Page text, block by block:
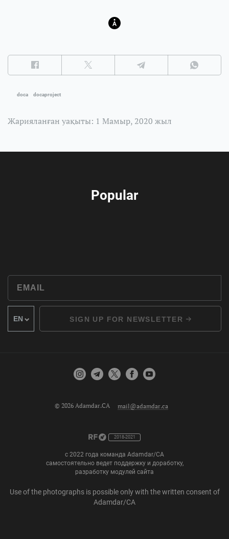
doca docaproject
Жарияланған уақыты: 1 Мамыр, 2020 жыл
Popular
SIGN UP FOR NEWSLETTER
© 2026 Adamdar.CA mail@adamdar.ca
2018-2021
с 2022 года команда Adamdar/CA
самостоятельно ведет поддержку и доработку,
разработку модулей сайта
Use of the photographs is possible only with the written consent of
Adamdar/CA